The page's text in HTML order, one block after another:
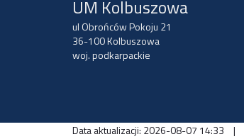
UM Kolbuszowa
ul Obrońców Pokoju 21
36-100 Kolbuszowa
woj. podkarpackie
Data aktualizacji: 2026-08-07 14:33 |